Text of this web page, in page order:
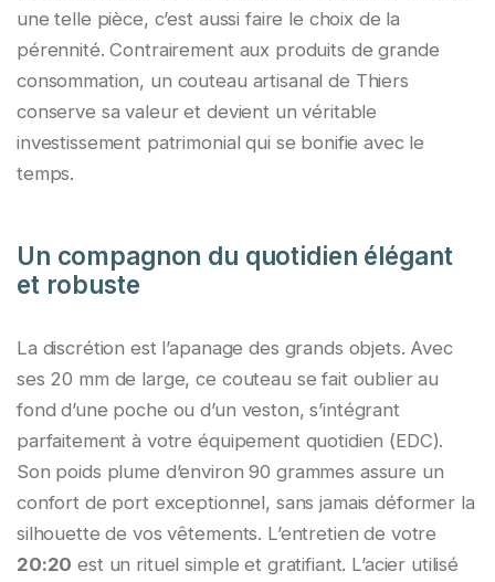
une telle pièce, c’est aussi faire le choix de la
pérennité. Contrairement aux produits de grande
consommation, un couteau artisanal de Thiers
conserve sa valeur et devient un véritable
investissement patrimonial qui se bonifie avec le
temps.
Un compagnon du quotidien élégant
et robuste
La discrétion est l’apanage des grands objets. Avec
ses 20 mm de large, ce couteau se fait oublier au
fond d’une poche ou d’un veston, s’intégrant
parfaitement à votre équipement quotidien (EDC).
Son poids plume d’environ 90 grammes assure un
confort de port exceptionnel, sans jamais déformer la
silhouette de vos vêtements. L’entretien de votre
20:20 est un rituel simple et gratifiant. L’acier utilisé